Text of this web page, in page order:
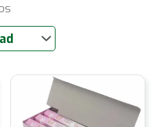
popularidad